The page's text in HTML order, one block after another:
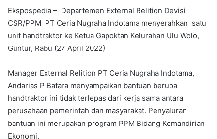
Ekspospedia – Departemen External Relition Devisi
CSR/PPM PT Ceria Nugraha Indotama menyerahkan satu
unit handtraktor ke Ketua Gapoktan Kelurahan Ulu Wolo,
Guntur, Rabu (27 April 2022)
Manager External Relition PT Ceria Nugraha Indotama,
Andarias P Batara menyampaikan bantuan berupa
handtraktor ini tidak terlepas dari kerja sama antara
perusahaan pemerintah dan masyarakat. Penyaluran
bantuan ini merupakan program PPM Bidang Kemandirian
Ekonomi.